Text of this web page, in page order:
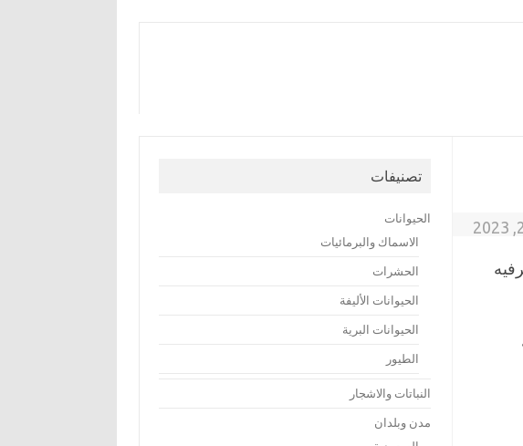
تصنيفات
الحيوانات
الاسماك والبرمائيات
الحشرات
الحيوانات الأليفة
الحيوانات البرية
الطيور
النباتات والاشجار
مدن وبلدان